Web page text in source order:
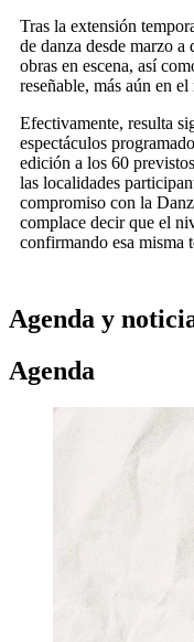
Tras la extensión
de danza desde marzo
obras en escena, así
reseñable, más aún en
Efectivamente, resulta
espectáculos
edición a los 60
las localidades
compromiso con la
complace decir que el
confirmando esa misma
Agenda y
Agenda